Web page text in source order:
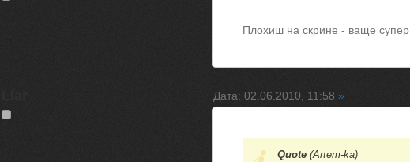
Плохиш на скрине - ваще супер
Дата: 02.06.2010, 11:58 »
Quote (Artem-ka)